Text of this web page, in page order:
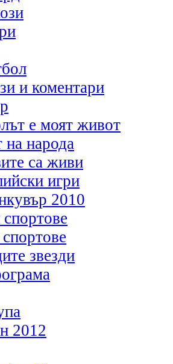
и коментари
е моят живот
на народа
са живи
игри
2010
звезди
2012